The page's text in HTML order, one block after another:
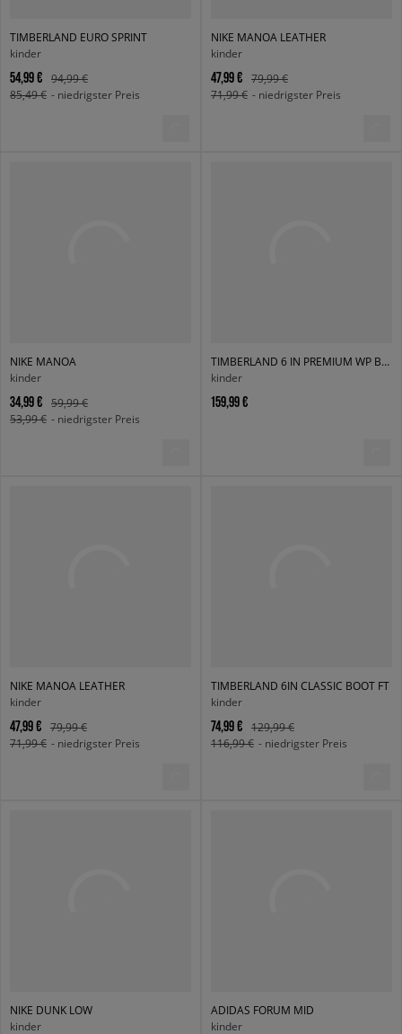
TIMBERLAND EURO SPRINT
kinder
54,99 €
94,99 €
85,49 € - niedrigster Preis
NIKE MANOA LEATHER
kinder
47,99 €
79,99 €
71,99 € - niedrigster Preis
NIKE MANOA
kinder
34,99 €
59,99 €
53,99 € - niedrigster Preis
TIMBERLAND 6 IN PREMIUM WP BOOT
kinder
159,99 €
NIKE MANOA LEATHER
kinder
47,99 €
79,99 €
71,99 € - niedrigster Preis
TIMBERLAND 6IN CLASSIC BOOT FT
kinder
74,99 €
129,99 €
116,99 € - niedrigster Preis
NIKE DUNK LOW
kinder
ADIDAS FORUM MID
kinder